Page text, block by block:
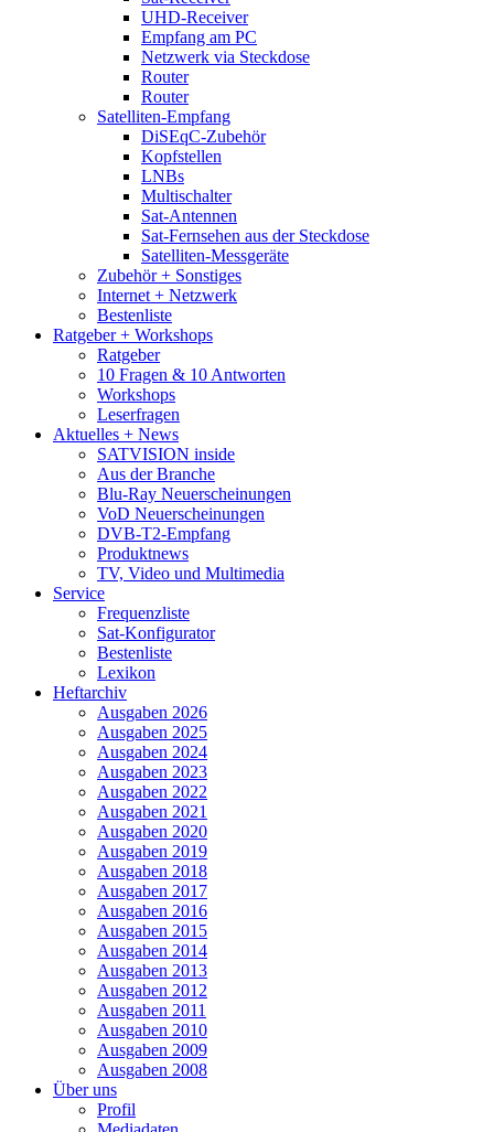
UHD-Receiver
Empfang am PC
Netzwerk via Steckdose
Router
Router
Satelliten-Empfang
DiSEqC-Zubehör
Kopfstellen
LNBs
Multischalter
Sat-Antennen
Sat-Fernsehen aus der Steckdose
Satelliten-Messgeräte
Zubehör + Sonstiges
Internet + Netzwerk
Bestenliste
Ratgeber + Workshops
Ratgeber
10 Fragen & 10 Antworten
Workshops
Leserfragen
Aktuelles + News
SATVISION inside
Aus der Branche
Blu-Ray Neuerscheinungen
VoD Neuerscheinungen
DVB-T2-Empfang
Produktnews
TV, Video und Multimedia
Service
Frequenzliste
Sat-Konfigurator
Bestenliste
Lexikon
Heftarchiv
Ausgaben 2026
Ausgaben 2025
Ausgaben 2024
Ausgaben 2023
Ausgaben 2022
Ausgaben 2021
Ausgaben 2020
Ausgaben 2019
Ausgaben 2018
Ausgaben 2017
Ausgaben 2016
Ausgaben 2015
Ausgaben 2014
Ausgaben 2013
Ausgaben 2012
Ausgaben 2011
Ausgaben 2010
Ausgaben 2009
Ausgaben 2008
Über uns
Profil